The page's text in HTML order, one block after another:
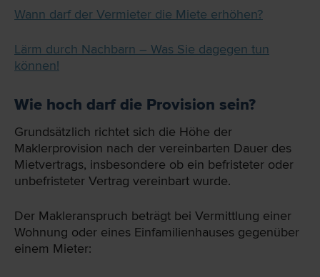
Wann darf der Vermieter die Miete erhöhen?
Lärm durch Nachbarn – Was Sie dagegen tun
können!
Wie hoch darf die Provision sein?
Grundsätzlich richtet sich die Höhe der
Maklerprovision nach der vereinbarten Dauer des
Mietvertrags, insbesondere ob ein befristeter oder
unbefristeter Vertrag vereinbart wurde.
Der Makleranspruch beträgt bei Vermittlung einer
Wohnung oder eines Einfamilienhauses gegenüber
einem Mieter: